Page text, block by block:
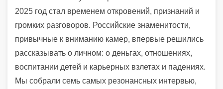
2025 год стал временем откровений, признаний и
громких разговоров. Российские знаменитости,
привычные к вниманию камер, впервые решились
рассказывать о личном: о деньгах, отношениях,
воспитании детей и карьерных взлетах и падениях.
Мы собрали семь самых резонансных интервью,